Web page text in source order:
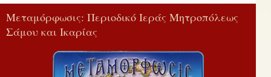
Μεταμόρφωσις: Περιοδικό Ιεράς Μητροπόλεως
Σάμου και Ικαρίας